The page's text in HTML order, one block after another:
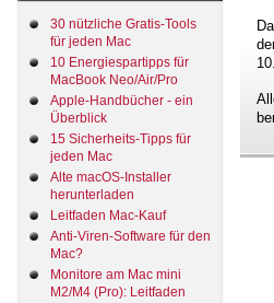
30 nützliche Gratis-Tools
für jeden Mac
10 Energiespartipps für
MacBook Neo/Air/Pro
Apple-Handbücher - ein
Überblick
15 Sicherheits-Tipps für
jeden Mac
Alte macOS-Installer
herunterladen
Leitfaden Mac-Kauf
Anti-Viren-Software für den
Mac?
Monitore am Mac mini
M2/M4 (Pro): Leitfaden